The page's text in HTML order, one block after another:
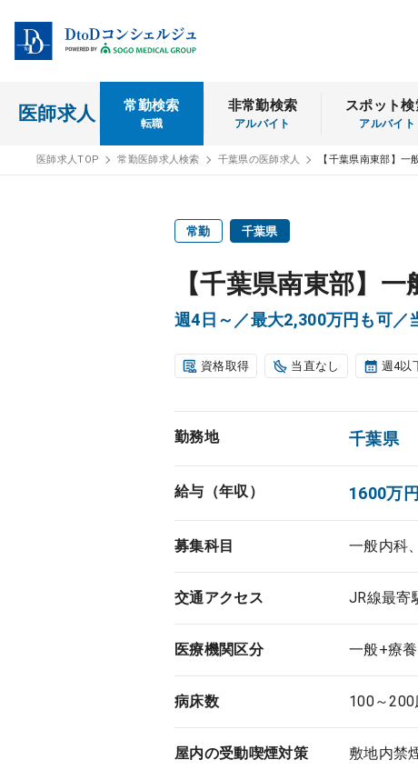
医師求人 常勤検索
転職
非常勤検索
アルバイト
スポット検
アルバイト
医師求人TOP 常勤医師求人検索 千葉県の医師求人 【千葉県南東部】
常勤 千葉県
【千葉県南東部】
週4日～／最大2,300万円も可／
資格取得 当直なし 週4以
勤務地 千葉県
給与（年収） 1600万
募集科目 一般内科
交通アクセス JR線最寄
医療機関区分 一般+療養
病床数 100～200
屋内の受動喫煙対策 敷地内禁